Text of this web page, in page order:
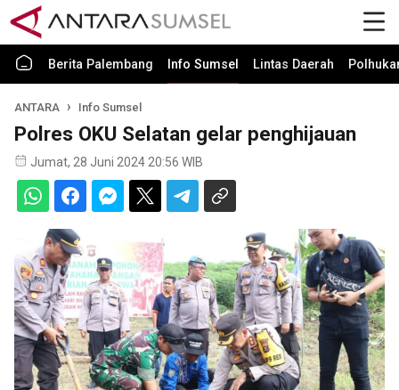
Berita Palembang Info Sumsel Lintas Daerah
ANTARA Info Sumsel
Polres OKU Selatan gelar penghijauan
Jumat, 28 Juni 2024 20:56 WIB